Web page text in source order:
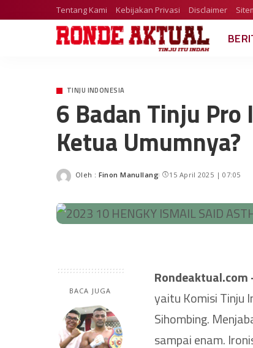
Tentang Kami Kebijakan Privasi Disclaimer
TINJU INDONESIA
6 Badan Tinju Pro
Ketua Umumnya?
Oleh : Finon Manullang 15 April 2025 | 07:05
BACA JUGA
Rondeaktual.com
yaitu Komisi Tinju
Sihombing.
sampai enam.